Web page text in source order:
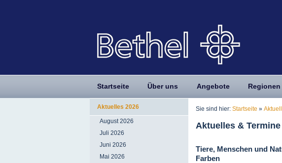
Startseite Über uns Angebote Regionen
Aktuelles 2026
August 2026
Juli 2026
Juni 2026
Mai 2026
Sie sind hier: Startseite »
Aktuelles & Termine
Tiere, Menschen und
Farben